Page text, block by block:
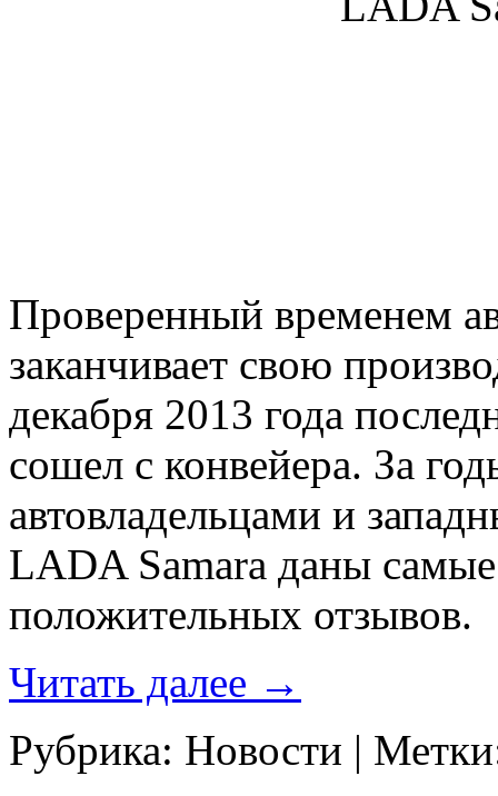
Проверенный временем
заканчивает свою
декабря 2013 года
сошел с конвейера. За
автовладельцами и
LADA Samara даны
положительных отзывов.
Читать далее →
Рубрика: Новости |